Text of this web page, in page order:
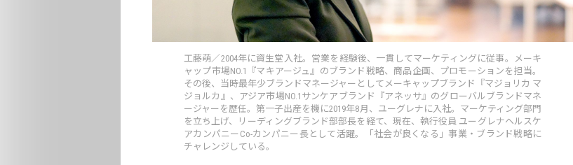
工藤萌／2004年に資生堂入社。営業を経験後、一貫してマーケティングに従事。メーキ
ャップ市場NO.1『マキアージュ』のブランド戦略、商品企画、プロモーションを担当。
その後、当時最年少ブランドマネージャーとしてメーキャップブランド『マジョリカ マ
ジョルカ』、アジア市場NO.1サンケアブランド『アネッサ』のグローバルブランドマネ
ージャーを歴任。第一子出産を機に2019年8月、ユーグレナに入社。マーケティング部門
を立ち上げ、リーディングブランド部部長を経て、現在、執行役員 ユーグレナヘルスケ
アカンパニーCo-カンパニー長として活躍。「社会が良くなる」事業・ブランド戦略に
チャレンジしている。